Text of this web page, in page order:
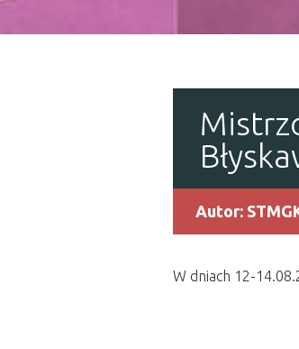
Autor:
W dniach 12-